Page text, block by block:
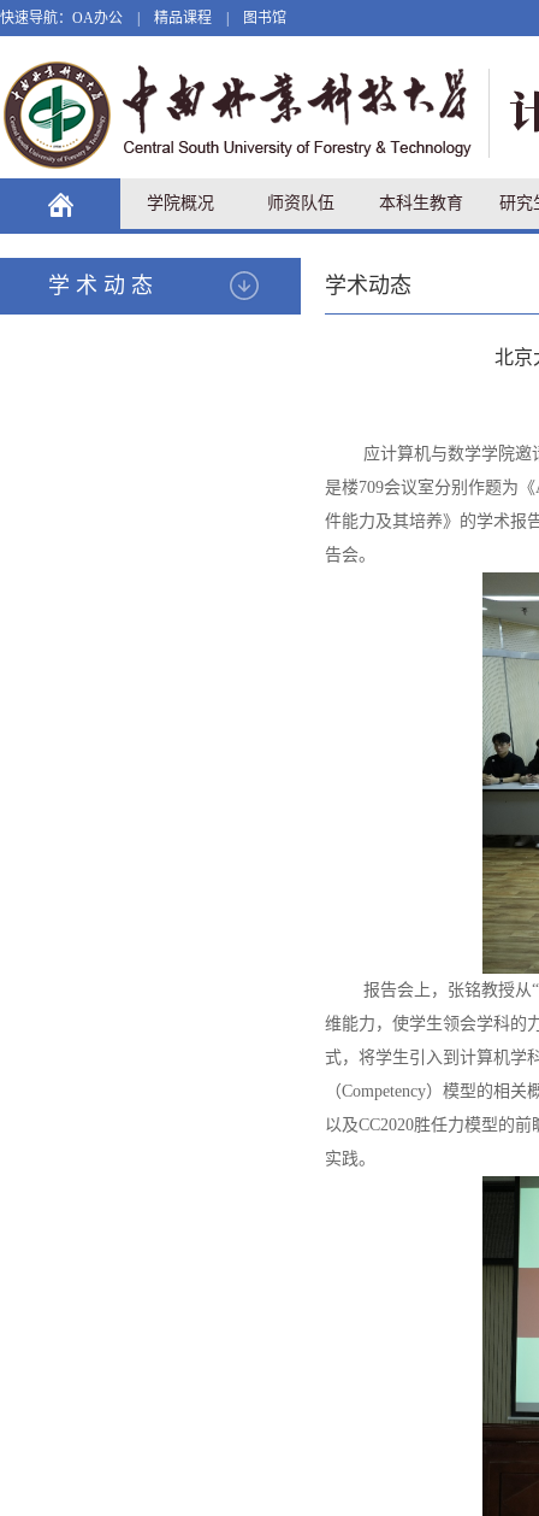
快速导航： OA办公 精品课程 图书馆
学院概况 师资队伍 本科生教育 研究
学术动态 学术动态
北京
应计算机与数学学院邀
是楼709会议室分别作题为
件能力及其培养》的学术报
告会。
报告会上，张铭教授从
维能力，使学生领会学科的
式，将学生引入到计算机学
（Competency）模型的相
以及CC2020胜任力模型的
实践。